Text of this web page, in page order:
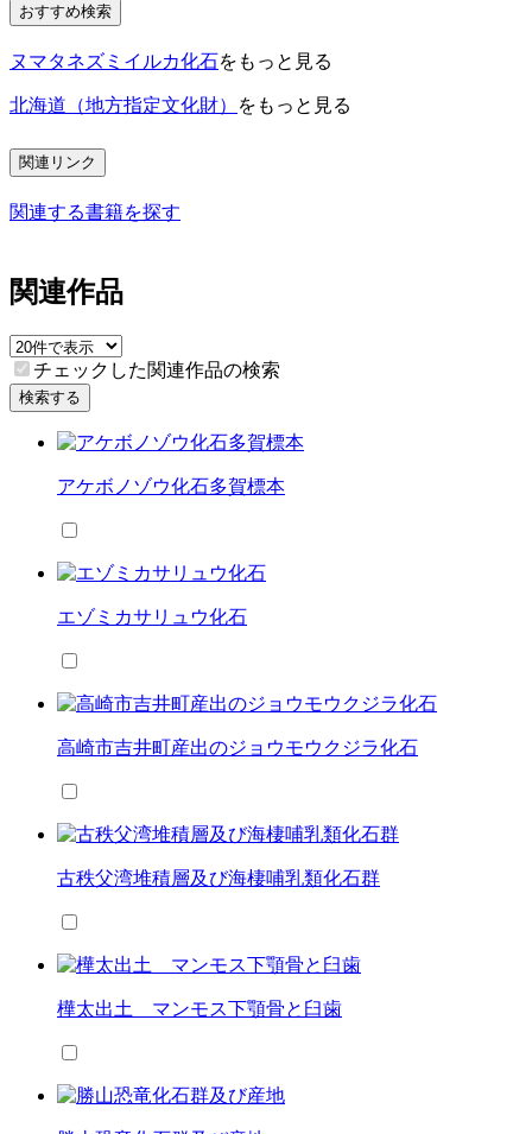
おすすめ検索
ヌマタネズミイルカ化石をもっと見る
北海道（地方指定文化財） をもっと見る
関連リンク
関連する書籍を探す
関連作品
チェックした関連作品の検索
検索する
アケボノゾウ化石多賀標本
エゾミカサリュウ化石
高崎市吉井町産出のジョウモウクジラ化石
古秩父湾堆積層及び海棲哺乳類化石群
樺太出土 マンモス下顎骨と臼歯